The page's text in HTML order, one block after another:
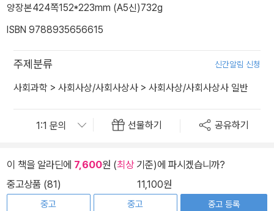
양장본424쪽152*223mm (A5신)732g
ISBN 9788935656615
주제분류 신간알림 신청
사회과학 > 사회사상/사회사상사 > 사회사상/사회사상사 일반
선물하기 공유하기
이 책을 알라딘에 7,600원 (최상기준)에 파시겠습니까?
중고상품 (81)
11,100원
중고
중고
중고 등록